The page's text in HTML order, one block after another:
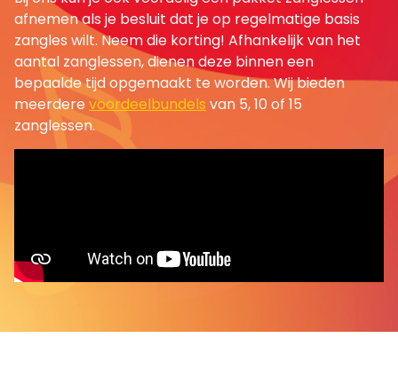
afnemen als je besluit dat je op regelmatige basis
zangles wilt. Neem die korting! Afhankelijk van het
aantal zanglessen, dienen deze binnen een
bepaalde tijd opgemaakt te worden. Wij bieden
meerderevoordeelbundels van 5, 10 of 15
zanglessen.